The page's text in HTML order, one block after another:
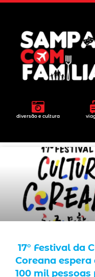
diversão e cultura
17° Festival da
Coreana
100 mil pessoas